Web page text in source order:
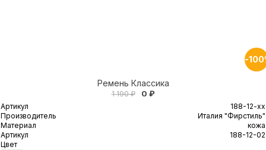
-
Ремень Классика
1 190 ₽ 0 ₽
Артикул
188-12-xx
Производитель
Италия "Фирстиль"
Материал
кожа
Артикул
188-12-02
Цвет